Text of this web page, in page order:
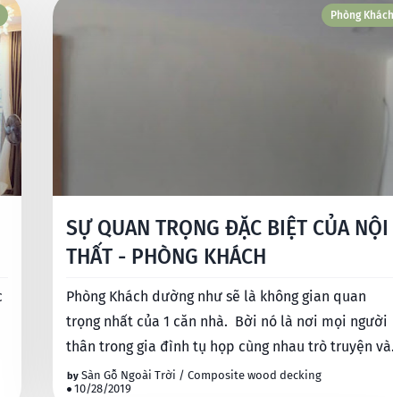
Phòng Khách
SỰ QUAN TRỌNG ĐẶC BIỆT CỦA NỘI
THẤT - PHÒNG KHÁCH
Phòng Khách dường như sẽ là không gian quan
trọng nhất của 1 căn nhà. Bời nó là nơi mọi người
thân trong gia đình tụ họp cùng nhau trò truyện và
có sự ấm áp h…
Sàn Gỗ Ngoài Trời / Composite wood decking
10/28/2019